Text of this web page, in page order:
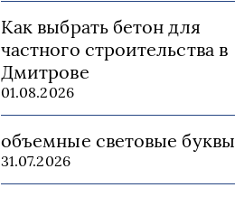
Как выбрать бетон для
частного строительства в
Дмитрове
01.08.2026
объемные световые буквы
31.07.2026